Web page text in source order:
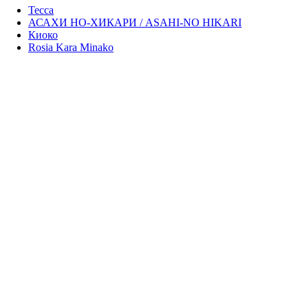
Тесса
АСАХИ НО-ХИКАРИ / ASAHI-NO HIKARI
Киоко
Rosia Kara Minako